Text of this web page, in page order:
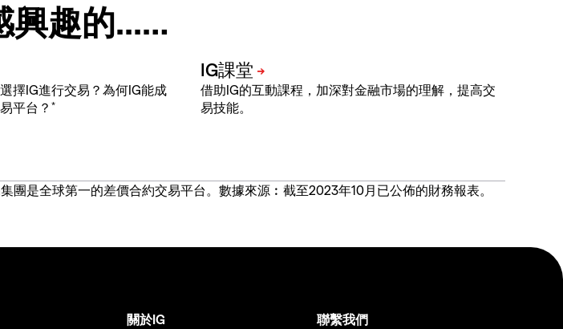
興趣的...…
擇IG進行交易？為何IG能成
平台？ *
借助IG的互動課程，加深對金融市場的理解，提高交
易技能。
是全球第一的差價合約交易平台。數據來源︰截至2023年10月已公佈的財務報表。
關於IG
聯繫我們